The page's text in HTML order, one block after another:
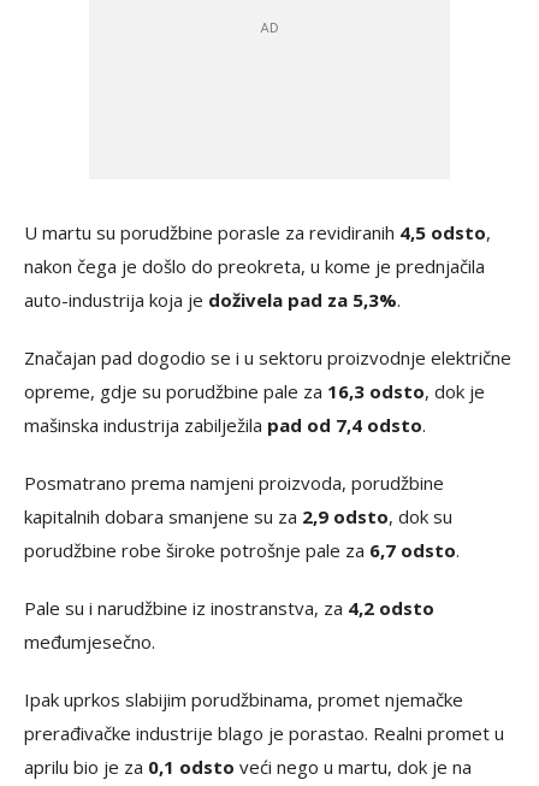
U martu su porudžbine porasle za revidiranih 4,5 odsto,
nakon čega je došlo do preokreta, u kome je prednjačila
auto-industrija koja je doživela pad za 5,3%.
Značajan pad dogodio se i u sektoru proizvodnje električne
opreme, gdje su porudžbine pale za 16,3 odsto, dok je
mašinska industrija zabilježila pad od 7,4 odsto.
Posmatrano prema namjeni proizvoda, porudžbine
kapitalnih dobara smanjene su za 2,9 odsto, dok su
porudžbine robe široke potrošnje pale za 6,7 odsto.
Pale su i narudžbine iz inostranstva, za 4,2 odsto
međumjesečno.
Ipak uprkos slabijim porudžbinama, promet njemačke
prerađivačke industrije blago je porastao. Realni promet u
aprilu bio je za 0,1 odsto veći nego u martu, dok je na